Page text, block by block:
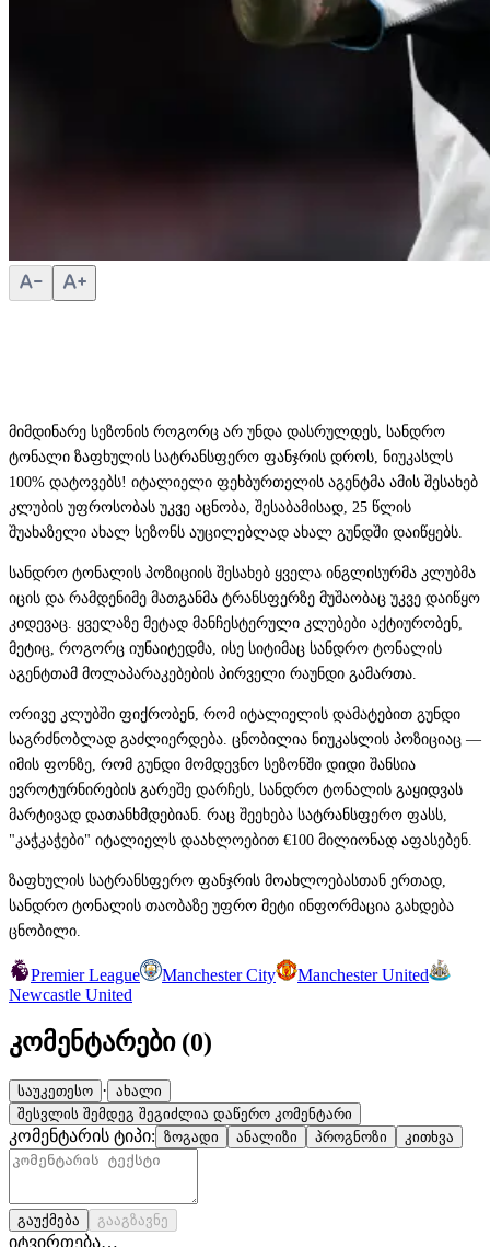
მიმდინარე სეზონის როგორც არ უნდა დასრულდეს, სანდრო
ტონალი ზაფხულის სატრანსფერო ფანჯრის დროს, ნიუკასლს
100% დატოვებს! იტალიელი ფეხბურთელის აგენტმა ამის შესახებ
კლუბის უფროსობას უკვე აცნობა, შესაბამისად, 25 წლის
შუახაზელი ახალ სეზონს აუცილებლად ახალ გუნდში დაიწყებს.
სანდრო ტონალის პოზიციის შესახებ ყველა ინგლისურმა კლუბმა
იცის და რამდენიმე მათგანმა ტრანსფერზე მუშაობაც უკვე დაიწყო
კიდევაც. ყველაზე მეტად მანჩესტერული კლუბები აქტიურობენ,
მეტიც, როგორც იუნაიტედმა, ისე სიტიმაც სანდრო ტონალის
აგენტთამ მოლაპარაკებების პირველი რაუნდი გამართა.
ორივე კლუბში ფიქრობენ, რომ იტალიელის დამატებით გუნდი
საგრძნობლად გაძლიერდება. ცნობილია ნიუკასლის პოზიციაც —
იმის ფონზე, რომ გუნდი მომდევნო სეზონში დიდი შანსია
ევროტურნირების გარეშე დარჩეს, სანდრო ტონალის გაყიდვას
მარტივად დათანხმდებიან. რაც შეეხება სატრანსფერო ფასს,
"კაჭკაჭები" იტალიელს დაახლოებით €100 მილიონად აფასებენ.
ზაფხულის სატრანსფერო ფანჯრის მოახლოებასთან ერთად,
სანდრო ტონალის თაობაზე უფრო მეტი ინფორმაცია გახდება
ცნობილი.
Premier League Manchester City
Manchester United
Newcastle United
კომენტარები (0)
საუკეთესო · ახალი
შესვლის შემდეგ შეგიძლია დაწერო კომენტარი
კომენტარის ტიპი: ზოგადი ანალიზი პროგნოზი კითხვა
გაუქმება გააგზავნე
იტვირთება…